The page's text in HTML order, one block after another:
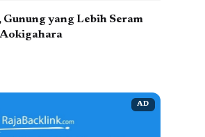
yang Lebih Seram
AD